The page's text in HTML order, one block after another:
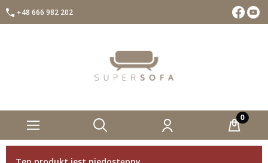
+48 666 982 202 Facebook